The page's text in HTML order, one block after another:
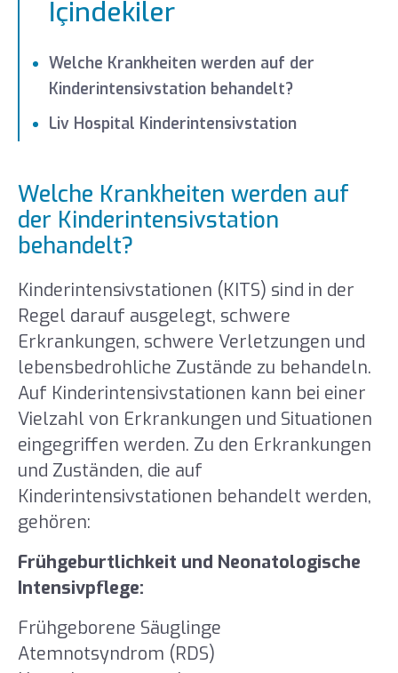
İçindekiler
Welche Krankheiten werden auf der
Kinderintensivstation behandelt?
Liv Hospital Kinderintensivstation
Welche Krankheiten werden auf
der Kinderintensivstation
behandelt?
Kinderintensivstationen (KITS) sind in der
Regel darauf ausgelegt, schwere
Erkrankungen, schwere Verletzungen und
lebensbedrohliche Zustände zu behandeln.
Auf Kinderintensivstationen kann bei einer
Vielzahl von Erkrankungen und Situationen
eingegriffen werden. Zu den Erkrankungen
und Zuständen, die auf
Kinderintensivstationen behandelt werden,
gehören:
Frühgeburtlichkeit und Neonatologische
Intensivpflege:
Frühgeborene Säuglinge
Atemnotsyndrom (RDS)